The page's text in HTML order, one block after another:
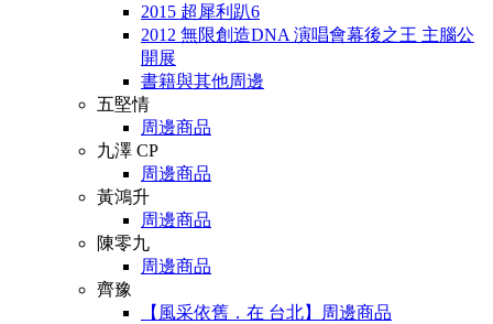
2015 超犀利趴6
2012 無限創造DNA 演唱會幕後之王 主腦公
開展
書籍與其他周邊
五堅情
周邊商品
九澤 CP
周邊商品
黃鴻升
周邊商品
陳零九
周邊商品
齊豫
【風采依舊．在 台北】周邊商品